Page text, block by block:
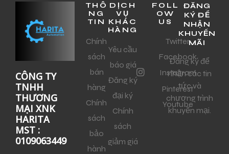
CÔNG TY
TNHH
THƯƠNG
MẠI XNK
HARITA
MST :
0109063449
THÔ
NG
TIN
Chính
sách
bán
hàng
Chính
sách
bảo
hành
DỊCH
VỤ
KHÁC
HÀNG
Yêu cầu
báo giá
Đăng ký
đại ký
Chính
sách
giảm giá
FOLL
OW
US
Twitter
Facebook
Instagram
Pinterest
Youtube
ĐĂNG
KÝ ĐỂ
NHẬN
KHUYẾN
MÃI
Đăng ký để
nhận các tin
tức và
chương trình
khuyến mại.